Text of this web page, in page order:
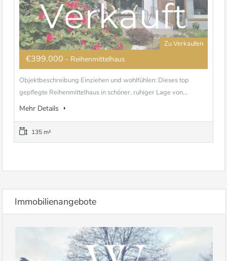
Zu Verkaufen
€399.000 - Reihenmittelhaus
Objektbeschreibung Einziehen und wohlfühlen: Dieses top
gepflegte Reihenmittelhaus in schöner, ruhiger Lage von...
Mehr Details
135 m²
Immobilienangebote